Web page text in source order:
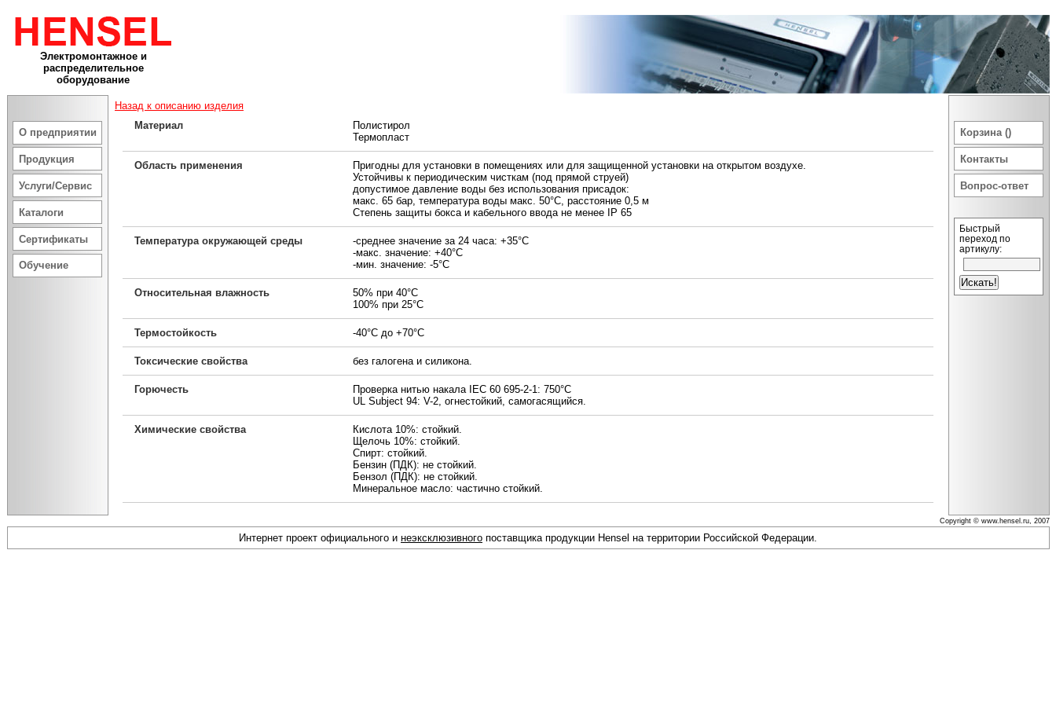
Электромонтажное и
распределительное
оборудование
О предприятии
Продукция
Услуги/Сервис
Каталоги
Сертификаты
Обучение
Назад к описанию изделия
Материал
Полистирол
Термопласт
Область применения
Пригодны для установки в помещениях или для защищенной установки на открытом воздухе.
Устойчивы к периодическим чисткам (под прямой струей)
допустимое давление воды без использования присадок:
макс. 65 бар, температура воды макс. 50°С, расстояние 0,5 м
Степень защиты бокса и кабельного ввода не менее IP 65
Температура окружающей среды
-среднее значение за 24 часа: +35°С
-макс. значение: +40°С
-мин. значение: -5°С
Относительная влажность
50% при 40°С
100% при 25°С
Термостойкость -40°С до +70°С
Токсические свойства без галогена и силикона.
Горючесть
Проверка нитью накала IEC 60 695-2-1: 750°С
UL Subject 94: V-2, огнестойкий, самогасящийся.
Химические свойства
Кислота 10%: стойкий.
Щелочь 10%: стойкий.
Спирт: стойкий.
Бензин (ПДК): не стойкий.
Бензол (ПДК): не стойкий.
Минеральное масло: частично стойкий.
Корзина ()
Контакты
Вопрос-ответ
Быстрый
переход по
артикулу:
Copyright © www.hensel.ru, 2007
Интернет проект официального и неэксклюзивного поставщика продукции Hensel на территории Российской Федерации.